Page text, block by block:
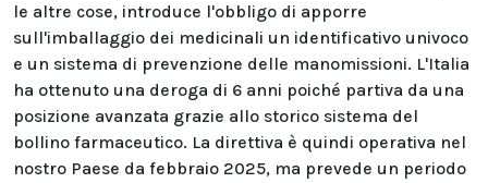
le altre cose, introduce l'obbligo di apporre
sull'imballaggio dei medicinali un identificativo univoco
e un sistema di prevenzione delle manomissioni. L'Italia
ha ottenuto una deroga di 6 anni poiché partiva da una
posizione avanzata grazie allo storico sistema del
bollino farmaceutico. La direttiva è quindi operativa nel
nostro Paese da febbraio 2025, ma prevede un periodo